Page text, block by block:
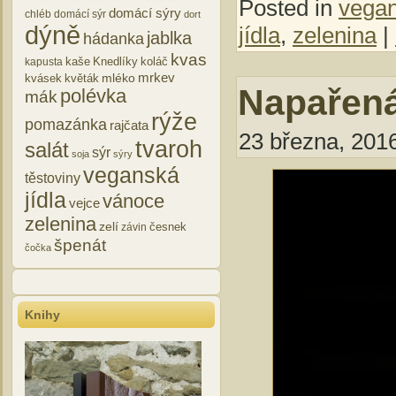
chléb domácí sýr domácí sýry dort
dýně hádanka jablka
kapusta kaše Knedlíky koláč kvas
kvásek květák mléko mrkev
mákpolévka
pomazánka rajčata rýže
salát soja sýr sýry tvaroh
těstovinyveganská
jídlavejcevánoce
zeleninazelí závin česnek
čočka špenát
Knihy
Posted in
jídla, zelenina|
23 března,